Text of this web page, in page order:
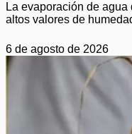
La evaporación de agua
altos valores de
6 de agosto de 2026